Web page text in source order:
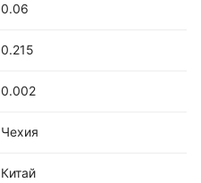
0.06
0.215
0.002
Чехия
Китай